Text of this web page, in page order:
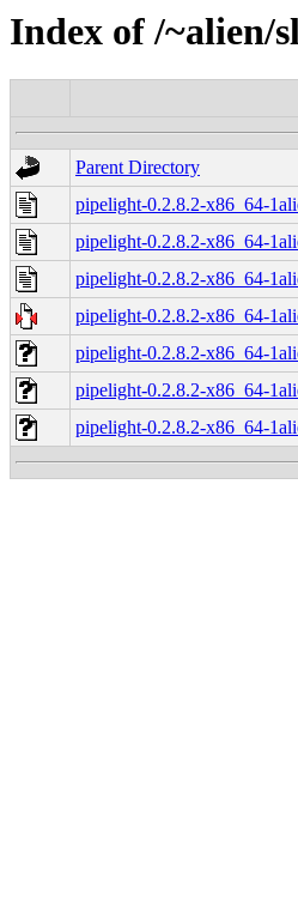
Index of /~alien/
Parent Directory
pipelight-0.2.8.2-x86_64-
pipelight-0.2.8.2-x86_64-
pipelight-0.2.8.2-x86_64-
pipelight-0.2.8.2-x86_64-
pipelight-0.2.8.2-x86_64-
pipelight-0.2.8.2-x86_64-
pipelight-0.2.8.2-x86_64-